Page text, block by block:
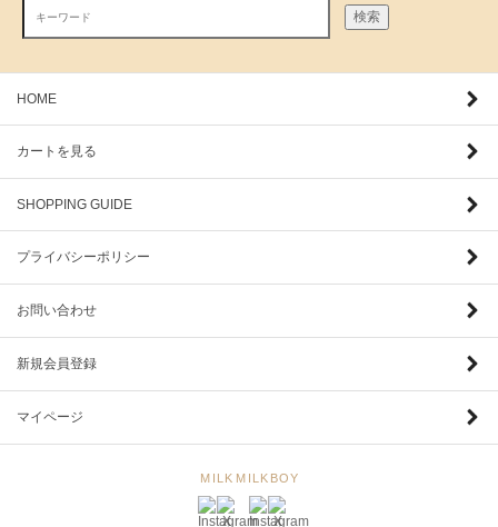
検索
HOME
カートを見る
SHOPPING GUIDE
プライバシーポリシー
お問い合わせ
新規会員登録
マイページ
MILK MILKBOY